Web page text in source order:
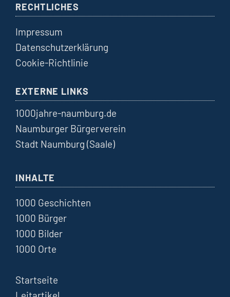
RECHTLICHES
Impressum
Datenschutzerklärung
Cookie-Richtlinie
EXTERNE LINKS
1000jahre-naumburg.de
Naumburger Bürgerverein
Stadt Naumburg (Saale)
INHALTE
1000 Geschichten
1000 Bürger
1000 Bilder
1000 Orte
Startseite